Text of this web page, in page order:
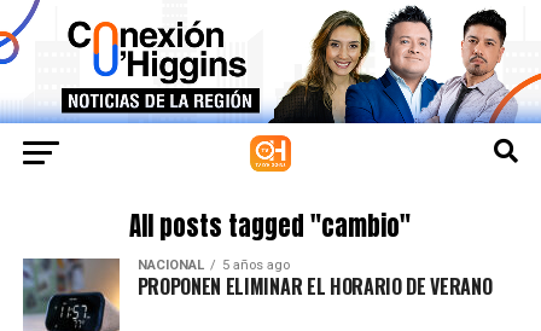
All posts tagged "cambio"
NACIONAL 5 años ago
PROPONEN ELIMINAR EL HORARIO DE VERANO